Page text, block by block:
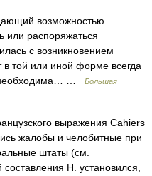
возможностью
или распоряжаться
с возникновением
в той или иной форме всегда
необходима… …
Большая
выражения Cahiers
жалобы и челобитные при
штаты (см.
Н. установился,